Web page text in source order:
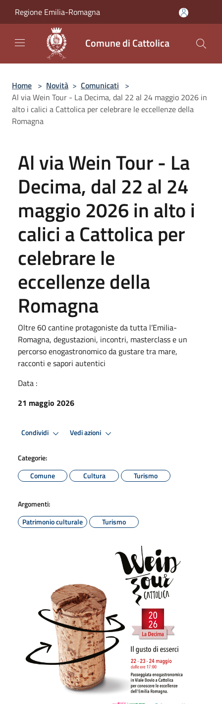
Regione Emilia-Romagna
Comune di Cattolica
Home > Novità > Comunicati >
Al via Wein Tour - La Decima, dal 22 al 24 maggio 2026 in
alto i calici a Cattolica per celebrare le eccellenze della
Romagna
Al via Wein Tour - La
Decima, dal 22 al 24
maggio 2026 in alto i
calici a Cattolica per
celebrare le
eccellenze della
Romagna
Oltre 60 cantine protagoniste da tutta l’Emilia-
Romagna, degustazioni, incontri, masterclass e un
percorso enogastronomico da gustare tra mare,
racconti e sapori autentici
Data :
21 maggio 2026
Condividi Vedi azioni
Categorie:
Comune
Cultura Turismo
Argomenti:
Patrimonio culturale
Turismo